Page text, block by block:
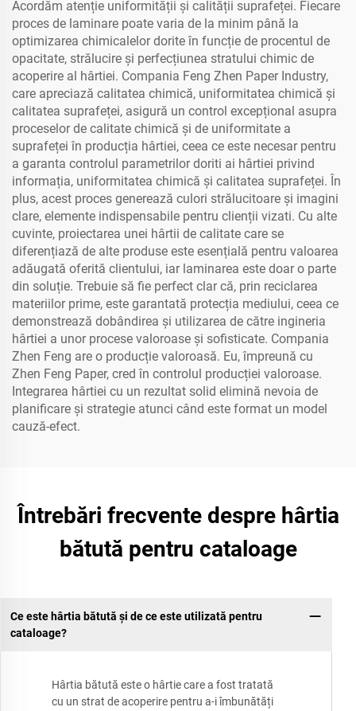
Acordăm atenție uniformității și calității suprafeței. Fiecare
proces de laminare poate varia de la minim până la
optimizarea chimicalelor dorite în funcție de procentul de
opacitate, strălucire și perfecțiunea stratului chimic de
acoperire al hârtiei. Compania Feng Zhen Paper Industry,
care apreciază calitatea chimică, uniformitatea chimică și
calitatea suprafeței, asigură un control excepțional asupra
proceselor de calitate chimică și de uniformitate a
suprafeței în producția hârtiei, ceea ce este necesar pentru
a garanta controlul parametrilor doriti ai hârtiei privind
informația, uniformitatea chimică și calitatea suprafeței. În
plus, acest proces generează culori strălucitoare și imagini
clare, elemente indispensabile pentru clienții vizati. Cu alte
cuvinte, proiectarea unei hârtii de calitate care se
diferențiază de alte produse este esențială pentru valoarea
adăugată oferită clientului, iar laminarea este doar o parte
din soluție. Trebuie să fie perfect clar că, prin reciclarea
materiilor prime, este garantată protecția mediului, ceea ce
demonstrează dobândirea și utilizarea de către ingineria
hârtiei a unor procese valoroase și sofisticate. Compania
Zhen Feng are o producție valoroasă. Eu, împreună cu
Zhen Feng Paper, cred în controlul producției valoroase.
Integrarea hârtiei cu un rezultat solid elimină nevoia de
planificare și strategie atunci când este format un model
cauză-efect.
Întrebări frecvente despre hârtia
bătută pentru cataloage
Ce este hârtia bătută și de ce este utilizată pentru
cataloage?
Hârtia bătută este o hârtie care a fost tratată
cu un strat de acoperire pentru a-i îmbunătăți